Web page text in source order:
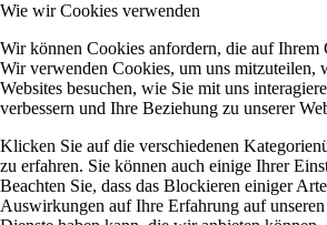
Wie wir Cookies verwenden
Wir können Cookies anfordern, die auf Ihrem
Wir verwenden Cookies, um uns mitzuteilen,
Websites besuchen, wie Sie mit uns
verbessern und Ihre Beziehung zu unserer
Klicken Sie auf die verschiedenen
zu erfahren. Sie können auch einige Ihrer
Beachten Sie, dass das Blockieren einiger
Auswirkungen auf Ihre Erfahrung auf